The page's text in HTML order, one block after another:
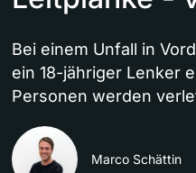
Bei einem Unfall in
ein 18-jähriger Lenker
Personen werden
Marco Schättin